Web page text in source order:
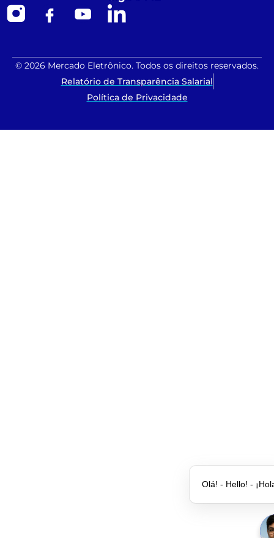
© 2026 Mercado Eletrônico. Todos os direitos reservados.
Relatório de Transparência Salarial
Política de Privacidade
Olá! - Hello! -